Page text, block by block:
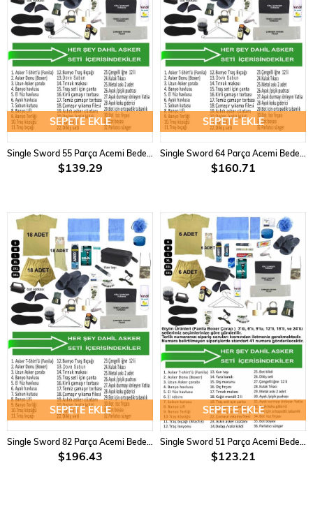
SEPETE EKLE
$139.29
SEPETE EKLE
$160.71
SEPETE EKLE
$196.43
SEPETE EKLE
$123.21